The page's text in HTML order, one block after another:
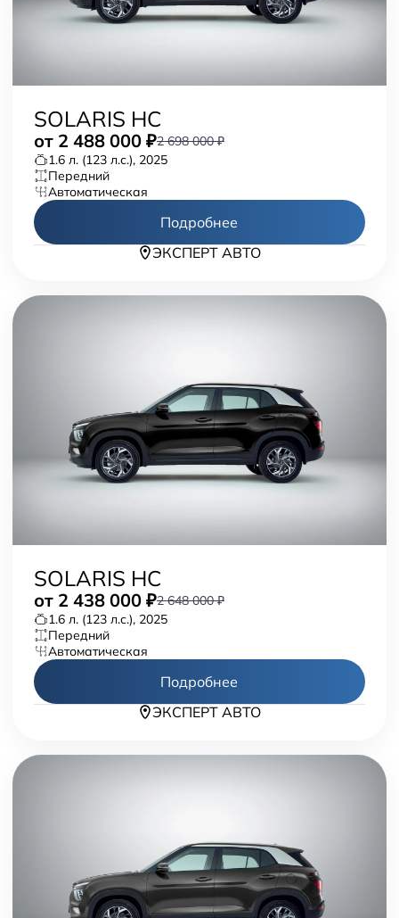
SOLARIS HC
от 2 488 000 ₽2 698 000 ₽
1.6 л. (123 л.с.), 2025
передний
автоматическая
Подробнее
ЭКСПЕРТ АВТО
SOLARIS HC
от 2 438 000 ₽2 648 000 ₽
1.6 л. (123 л.с.), 2025
передний
автоматическая
Подробнее
ЭКСПЕРТ АВТО